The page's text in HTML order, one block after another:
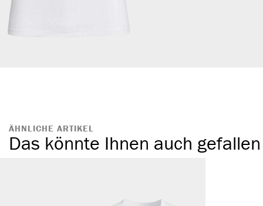
ÄHNLICHE ARTIKEL
Das könnte Ihnen auch gefallen